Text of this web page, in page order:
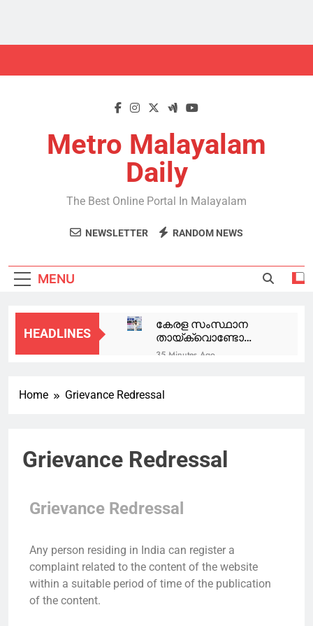
Metro Malayalam
Daily
The Best Online Portal In Malayalam
NEWSLETTER RANDOM NEWS
MENU
HEADLINES
കേരള സംസ്ഥാന
തായ്‌ക്വൊണ്ടോ
ചാമ്പ്യൻഷിപ്പ്:
35 Minutes Ago
ഊരിക്കൊടുത്താണ്
59 Minutes Ago
ആയങ്കിയെ
വെടിവയ്ക്കാന്‍
‘ബൈ മീ എ കോഫി’
പോസ്റ്റുമായി മന്ത്രി
റോജി എം ജോൺ
മത്സ്യതൊഴിലാളികളെ
മുഖ്യമന്ത്രി; തിരച്ചിൽ
ഊർജിതമാക്കുമെന്ന്
ഉറപ്പ് നൽകി
നബിദിനം: യുഎഇയിൽ
അവധി പ്രഖ്യാപിച്ചു;
വാരാന്ത്യ അവധി
5 Hours Ago
Home Grievance Redressal
Grievance Redressal
Grievance Redressal
Any person residing in India can register a
complaint related to the content of the website
within a suitable period of time of the publication
of the content.